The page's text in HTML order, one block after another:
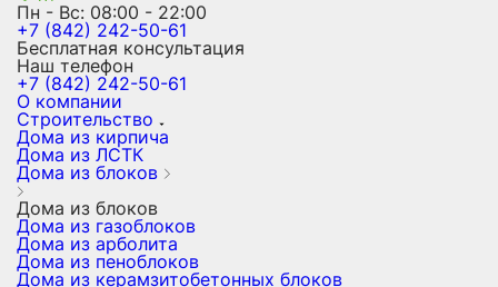
Пн - Вс: 08:00 - 22:00
+7 (842) 242-50-61
Бесплатная консультация
Наш телефон
+7 (842) 242-50-61
О компании
Строительство
Дома из кирпича
Дома из ЛСТК
Дома из блоков
Дома из блоков
Дома из газоблоков
Дома из арболита
Дома из пеноблоков
Дома из керамзитобетонных блоков